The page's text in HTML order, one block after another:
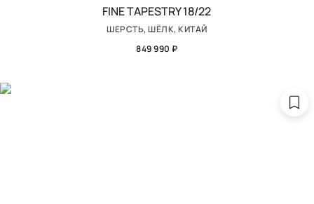
FINE TAPESTRY 18/22
ШЕРСТЬ, ШЁЛК, КИТАЙ
849 990 ₽